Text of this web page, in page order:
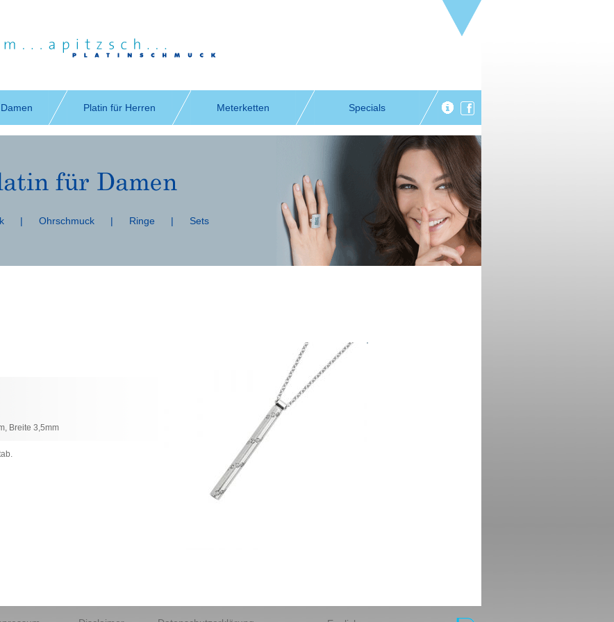
Platin für Herren Meterketten Specials
| Ohrschmuck | Ringe | Sets
Breite 3,5mm